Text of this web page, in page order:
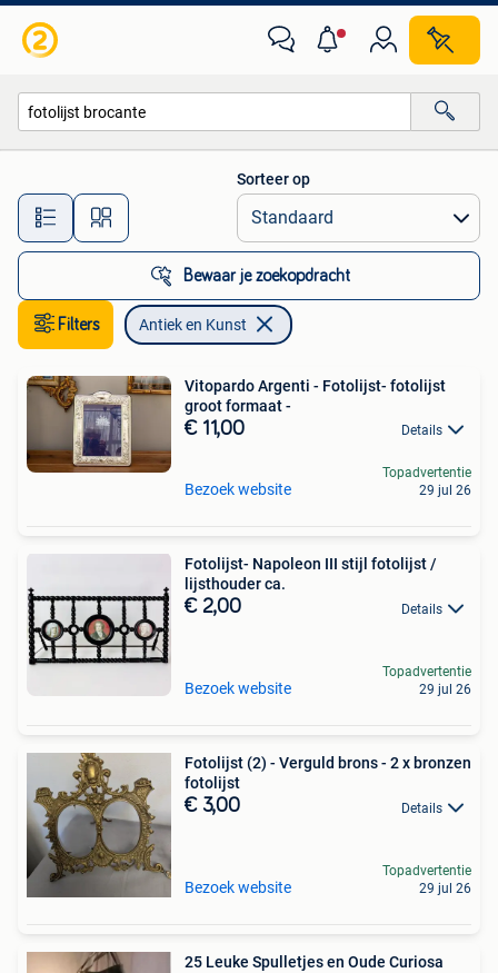
Alle afstanden…
Sorteer op
Bewaar je zoekopdracht
Filters Antiek en Kunst
Vitopardo Argenti - Fotolijst- fotolijst
groot formaat -
€ 11,00 Details
Bezoek website
Topadvertentie
29 jul 26
Fotolijst- Napoleon III stijl fotolijst /
lijsthouder ca.
€ 2,00 Details
Bezoek website
Topadvertentie
29 jul 26
Fotolijst (2) - Verguld brons - 2 x bronzen
fotolijst
€ 3,00 Details
Bezoek website
Topadvertentie
29 jul 26
25 Leuke Spulletjes en Oude Curiosa